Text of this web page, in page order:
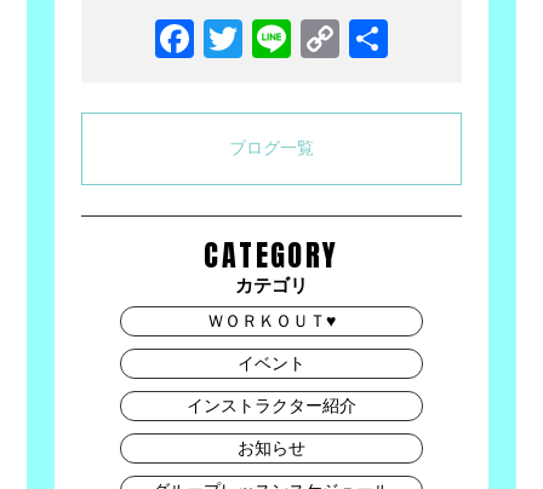
Facebook
Twitter
LineCopy
ブログ一覧
CATEGORY
カテゴリ
ＷＯＲＫＯＵＴ♥
イベント
インストラクター紹介
お知らせ